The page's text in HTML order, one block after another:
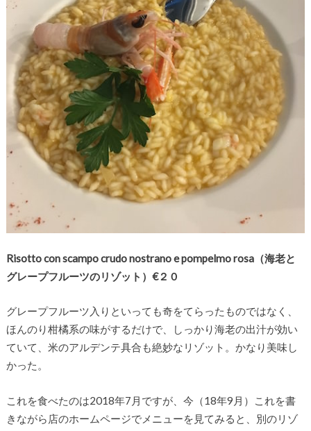
Risotto con scampo crudo nostrano e pompelmo rosa（海老と
グレープフルーツのリゾット）€２０
グレープフルーツ入りといっても奇をてらったものではなく、
ほんのり柑橘系の味がするだけで、しっかり海老の出汁が効い
ていて、米のアルデンテ具合も絶妙なリゾット。かなり美味し
かった。
これを食べたのは2018年7月ですが、今（18年9月）これを書
きながら店のホームページでメニューを見てみると、別のリゾ